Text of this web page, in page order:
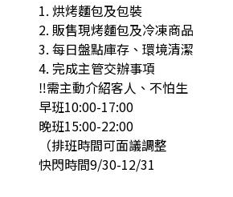
1. 烘烤麵包及包裝
2. 販售現烤麵包及冷凍商品
3. 每日盤點庫存、環境清潔
4. 完成主管交辦事項
‼️需主動介紹客人、不怕生
早班10:00-17:00
晚班15:00-22:00
（排班時間可面議調整
快閃時間9/30-12/31